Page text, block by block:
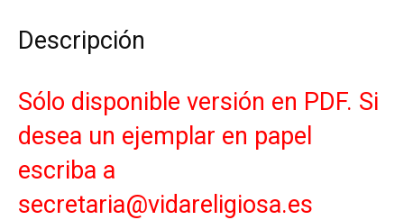
la
vida
Fernández
García
-
Version
PDF
cantidad
Descripción
Sólo disponible versión en PDF. Si
desea un ejemplar en papel
escriba a
secretaria@vidareligiosa.es